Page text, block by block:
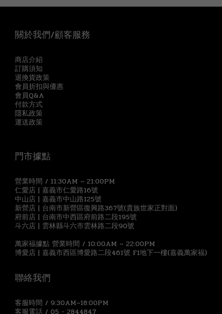
關於我們/顧客服務
商店介紹
訂購須知
退換貨政策
會員折扣與優惠
會員Q&A
付款方式
隱私政策
運送政策
門市據點
營業時間 / 11:30AM ~ 21:00PM
仁愛店 | 嘉義市仁愛路16號
中山店 | 嘉義市中山路125號
新營店 | 台南市新營區復興路367號(貴族世家正對面)
府前店 | 台南市中西區府前路二段195號
斗六店 | 雲林縣斗六市雲林路二段90號
萬家福據點 營業時間 / 10:00AM ~ 22:00PM
博愛店 | 嘉義市西區博愛路二段461號 F1地下一樓(嘉義萬家福)
聯絡我們
客服時間 / 9:30AM~18:00PM
客服電話 / 05 - 2844847